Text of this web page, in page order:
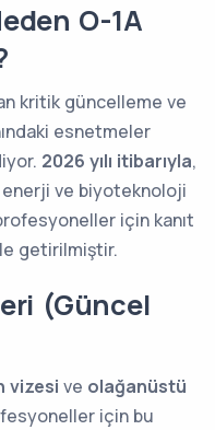
O-1A
kritik güncelleme ve
esnetmeler
2026 yılı itibarıyla,
ve biyoteknoloji
için kanıt
getirilmiştir.
(Güncel
vizesi ve olağanüstü
için bu